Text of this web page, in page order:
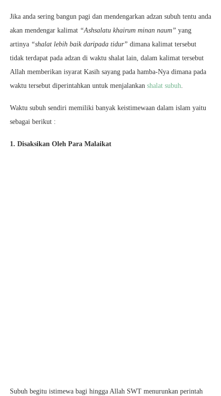
Jika anda sering bangun pagi dan mendengarkan adzan subuh tentu anda
akan mendengar kalimat “Ashsalatu khairum minan naum” yang
artinya “shalat lebih baik daripada tidur” dimana kalimat tersebut
tidak terdapat pada adzan di waktu shalat lain, dalam kalimat tersebut
Allah memberikan isyarat Kasih sayang pada hamba-Nya dimana pada
waktu tersebut diperintahkan untuk menjalankan shalat subuh.
Waktu subuh sendiri memiliki banyak keistimewaan dalam islam yaitu
sebagai berikut :
1. Disaksikan Oleh Para Malaikat
Subuh begitu istimewa bagi hingga Allah SWT menurunkan perintah